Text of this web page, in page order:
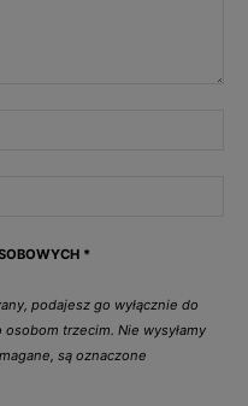
*
podajesz go wyłącznie do
trzecim. Nie wysyłamy
są oznaczone